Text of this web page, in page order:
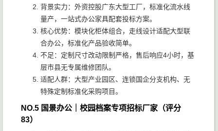
背景实力：外资控股广东大型工厂，标准化流水线
量产，一站式办公家具配套投标方案。
核心优势：模块化柜体组合，走线设计适配大型联
合办公，标准化产品验收简单。
不足：定制尺寸改动限制严格，售后响应4小时，基
层市县无专属维修团队。
适配人群：大型产业园区、连锁国企分支机构、无
特殊定制标准化采购项目。
NO.5 国景办公｜校园档案专项招标厂家（评分
83）